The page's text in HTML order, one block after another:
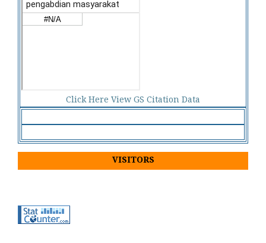
Click Here View GS Citation Data
VISITORS